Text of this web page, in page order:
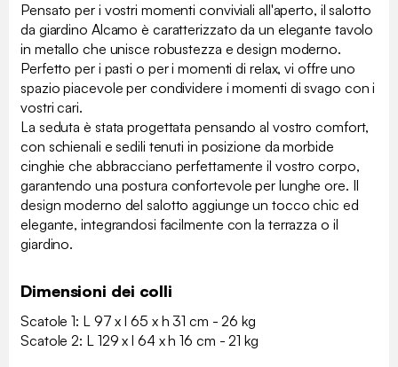
Pensato per i vostri momenti conviviali all'aperto, il salotto
da giardino Alcamo è caratterizzato da un elegante tavolo
in metallo che unisce robustezza e design moderno.
Perfetto per i pasti o per i momenti di relax, vi offre uno
spazio piacevole per condividere i momenti di svago con i
vostri cari.
La seduta è stata progettata pensando al vostro comfort,
con schienali e sedili tenuti in posizione da morbide
cinghie che abbracciano perfettamente il vostro corpo,
garantendo una postura confortevole per lunghe ore. Il
design moderno del salotto aggiunge un tocco chic ed
elegante, integrandosi facilmente con la terrazza o il
giardino.
Dimensioni dei colli
Scatole 1: L 97 x l 65 x h 31 cm - 26 kg
Scatole 2: L 129 x l 64 x h 16 cm - 21 kg